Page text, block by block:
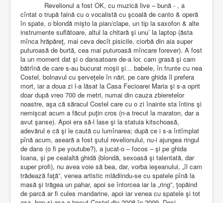
Revelionul a fost OK, cu muzică live – bună - , a
cîntat o trupă faină cu o vocalistă cu şcoală de canto & operă
în spate, o blondă mişto la pian/clape, un tip la saxofon & alte
instrumente suflătoare, altul la chitară şi unu’ la laptop (ăsta
mînca hrăpăreţ, mai ceva decît pisicile, ciorbă din aia super
puturoasă de burtă, cea mai puturoasă mîncare forever). A fost
la un moment dat şi o dansatoare de-a lor, cam grasă şi cam
bătrînă de care s-au bucurat moşii şi... babele, în frunte cu nea
Costel, bolnavul cu şerveţele în nări, pe care ghida îl prefera
mort, iar a doua zi l-a lăsat la Casa Fecioarei Maria şi s-a oprit
doar după vreo 700 de metri, numai din cauza zbieretelor
noastre, aşa că săracul Costel care cu o zi înainte sta întins şi
nemişcat acum a făcut puţin cros (n-a trecut la maraton, dar a
avut şanse). Apoi era să-l lase şi la statuia kitschoasă,
adevărul e că şi le caută cu lumînarea; după ce i s-a întîmplat
pînă acum, aseară a fost şutul revelionului, nu-i ajungea ringul
de dans (o fi pe youtube?), a jucat-o – focos – şi pe ghida
Ioana, şi pe cealaltă ghidă (blondă, sexoasă şi talentată, dar
super profi), nu avea voie să bea, dar, vorba ieşeanului, „îl cam
trădează faţă”, venea artistic mlădiindu-se cu spatele pînă la
masă şi trăgea un pahar, apoi se întorcea iar la „ring”, ţopăind
de parcă ar fi cules mandarine, apoi iar venea cu spatele şi tot